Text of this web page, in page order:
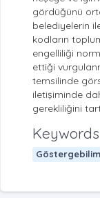
gördüğünü
belediyelerin
kodların
engelliliği
ettiği
temsilinde
iletişiminde
gerekliliğini
Keywords
Göstergebilim